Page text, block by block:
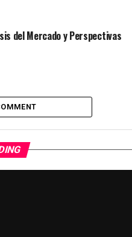
del Mercado y Perspectivas